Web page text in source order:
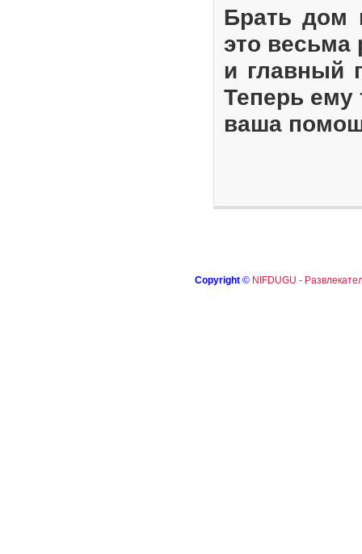
Брать дом
это весьма
и главный
Теперь ему
ваша
Copyright © NIFDUGU -